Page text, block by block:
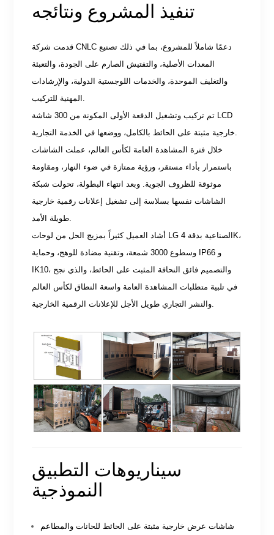
تنفيذ المشروع ونتائجه
قدمت شركة CNLC دعمًا شاملاً للمشروع، بما في ذلك تصنيع
المعدات الأصلية، والتفتيش الصارم على الجودة، والتعبئة
والتغليف الموحدة، والخدمات اللوجستية الدولية، والإرشادات
تم تركيب وتشغيل الدفعة الأولى المكونة من 300 شاشة LCD
خلال فترة المشاهدة العامة لكأس العالم، عملت الشاشات
باستمرار بأداء مستقر، ورؤية ممتازة في ضوء النهار، ومقاومة
موثوقة للظروف الجوية. وبعد انتهاء البطولة، تحولت شبكة
الشاشات نفسها بسلاسة إلى تشغيل إعلانات رقمية خارجية
أشاد العميل كثيراً بمزيج الحل من لوحات LG الصناعية بدقة 4K،
وسطوع 3000 شمعة، وتقنية مضادة للوهج، وحماية IP66 و
IK10، والتصميم فائق النحافة المثبت على الحائط، والذي نجح
في تلبية متطلبات المشاهدة العامة واسعة النطاق لكأس العالم
سيناريوهات التطبيق
النموذجية
شاشات عرض خارجية مثبتة على الحائط للحانات والمطاعم